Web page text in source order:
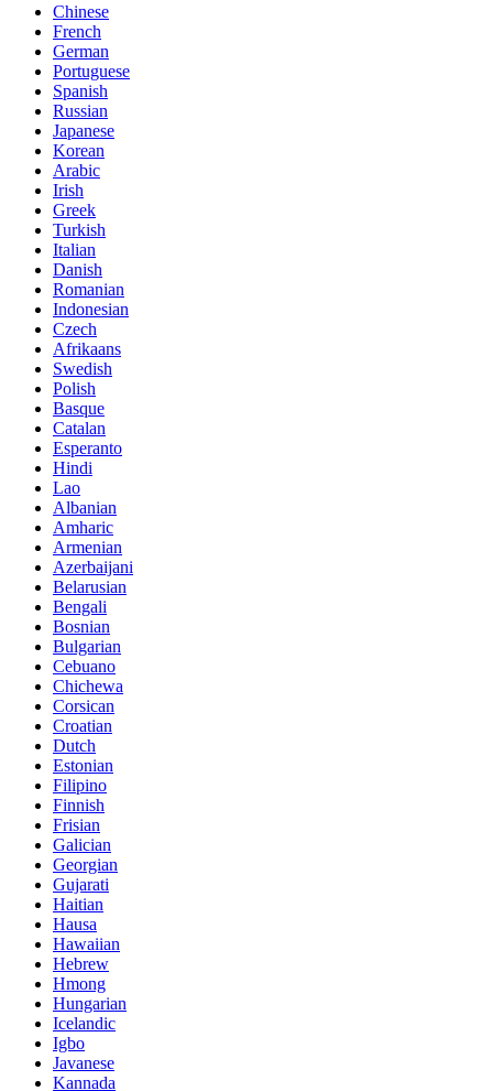
Chinese
French
German
Portuguese
Spanish
Russian
Japanese
Korean
Arabic
Irish
Greek
Turkish
Italian
Danish
Romanian
Indonesian
Czech
Afrikaans
Swedish
Polish
Basque
Catalan
Esperanto
Hindi
Lao
Albanian
Amharic
Armenian
Azerbaijani
Belarusian
Bengali
Bosnian
Bulgarian
Cebuano
Chichewa
Corsican
Croatian
Dutch
Estonian
Filipino
Finnish
Frisian
Galician
Georgian
Gujarati
Haitian
Hausa
Hawaiian
Hebrew
Hmong
Hungarian
Icelandic
Igbo
Javanese
Kannada